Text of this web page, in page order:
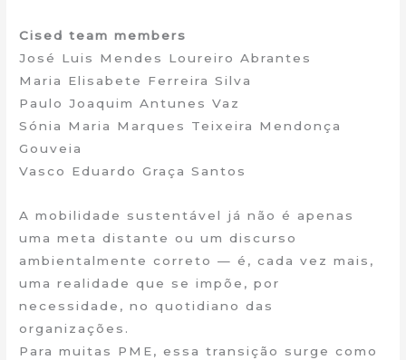
Cised team members
José Luis Mendes Loureiro Abrantes
Maria Elisabete Ferreira Silva
Paulo Joaquim Antunes Vaz
Sónia Maria Marques Teixeira Mendonça
Gouveia
Vasco Eduardo Graça Santos
A mobilidade sustentável já não é apenas
uma meta distante ou um discurso
ambientalmente correto — é, cada vez mais,
uma realidade que se impõe, por
necessidade, no quotidiano das
organizações.
Para muitas PME, essa transição surge como